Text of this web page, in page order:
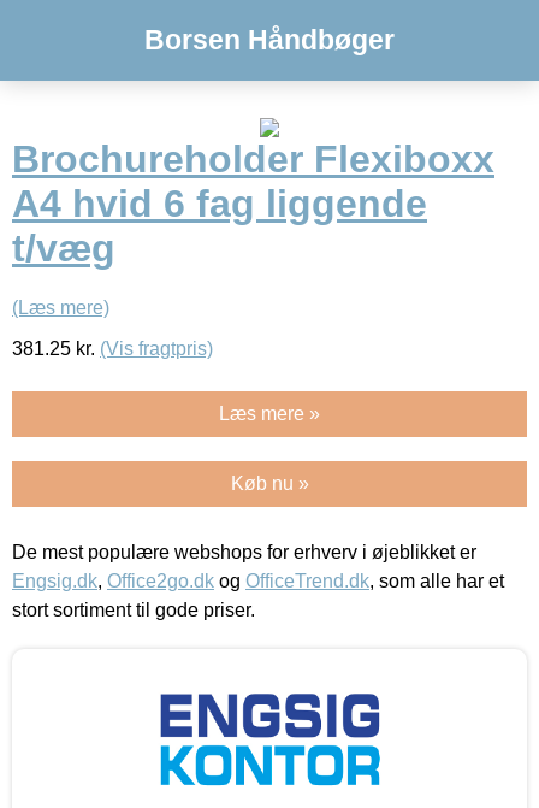
Borsen Håndbøger
Brochureholder Flexiboxx
A4 hvid 6 fag liggende
t/væg
(Læs mere)
381.25 kr. (Vis fragtpris)
Læs mere »
Køb nu »
De mest populære webshops for erhverv i øjeblikket er
Engsig.dk, Office2go.dk og OfficeTrend.dk, som alle har et
stort sortiment til gode priser.